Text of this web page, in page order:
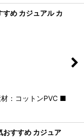
め カジュアル カ
：コットンPVC ■
おすすめ カジュア